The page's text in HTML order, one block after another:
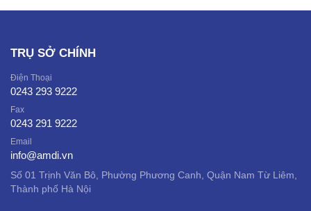
TRỤ SỞ CHÍNH
Điện Thoại
0243 293 9222
Fax
0243 291 9222
Email
info@amdi.vn
Số 01 Trịnh Văn Bô, Phường Phương Canh, Quận Nam Từ Liêm,
Thành phố Hà Nội